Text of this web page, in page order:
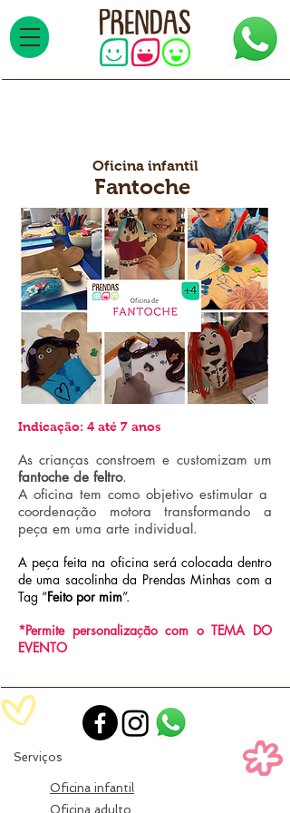
Oficina infantil
Fantoche
Indicação: 4 até 7 anos
As crianças constroem e customizam um
fantoche de feltro.
A oficina tem como objetivo estimular a
coordenação motora transformando a
peça em uma arte individual.
A peça feita na oficina será colocada dentro
de uma sacolinha da Prendas Minhas com a
Tag “Feito por mim”.
*Permite personalização com o TEMA DO
EVENTO
Serviços
Oficina infantil
Oficina adulto